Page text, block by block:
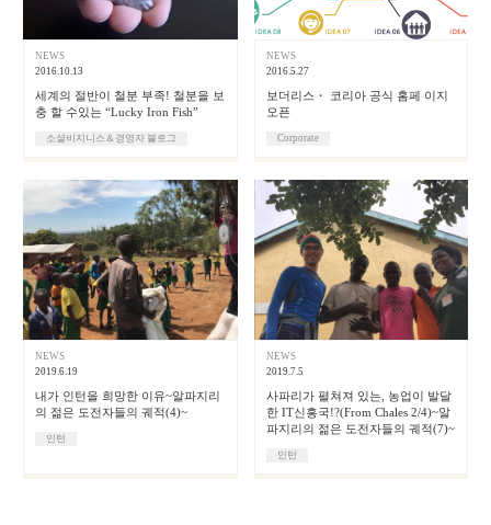
NEWS
2016.10.13
세계의 절반이 철분 부족! 철분을 보
충 할 수있는 “Lucky Iron Fish”
소셜비지니스＆경영자 블로그
NEWS
2016.5.27
보더리스・ 코리아 공식 홈페 이지
오픈
Corporate
NEWS
2019.6.19
내가 인턴을 희망한 이유~알파지리
의 젊은 도전자들의 궤적(4)~
인턴
NEWS
2019.7.5
사파리가 펼쳐져 있는, 농업이 발달
한 IT신흥국!?(From Chales 2/4)~알
파지리의 젊은 도전자들의 궤적(7)~
인턴